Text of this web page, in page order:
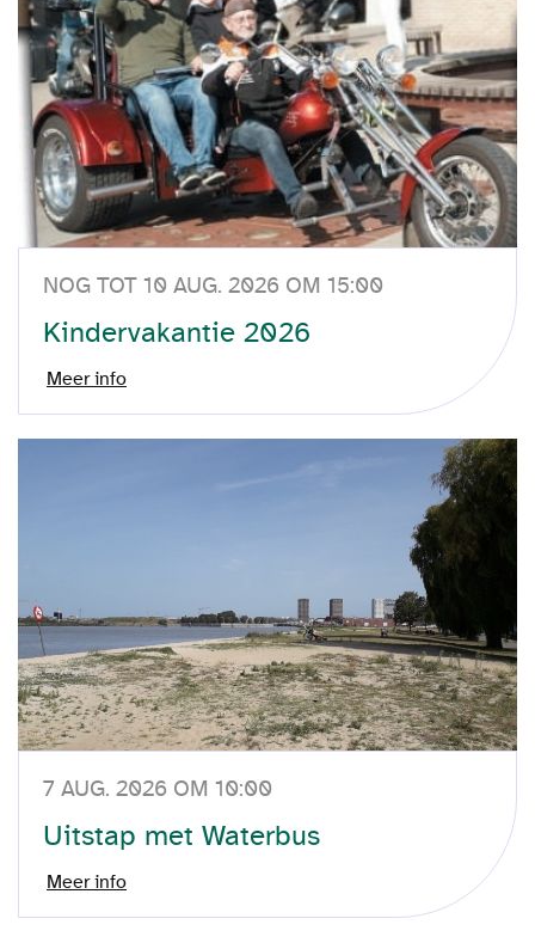
NOG TOT 10 AUG. 2026 OM 15:00
Kindervakantie 2026
Meer info
7 AUG. 2026 OM 10:00
Uitstap met Waterbus
Meer info